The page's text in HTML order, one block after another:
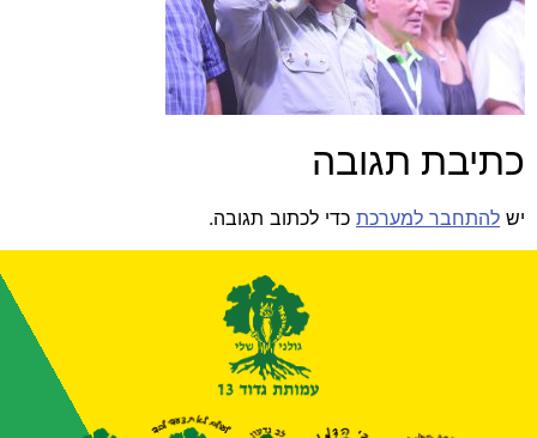
כתיבת תגובה
יש להתחבר למערכת כדי לכתוב תגובה.